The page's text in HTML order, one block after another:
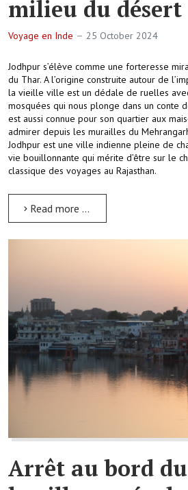
milieu du désert
Voyage en Inde 25 October 2024
Jodhpur s’élève comme une forteresse
du Thar. A l’origine construite autour de
la vieille ville est un dédale de ruelles
mosquées qui nous plonge dans un conte
est aussi connue pour son quartier aux
admirer depuis les murailles du
Jodhpur est une ville indienne pleine de
vie bouillonnante qui mérite d’être sur le
classique des voyages au Rajasthan.
Read more …
Arrêt au bord